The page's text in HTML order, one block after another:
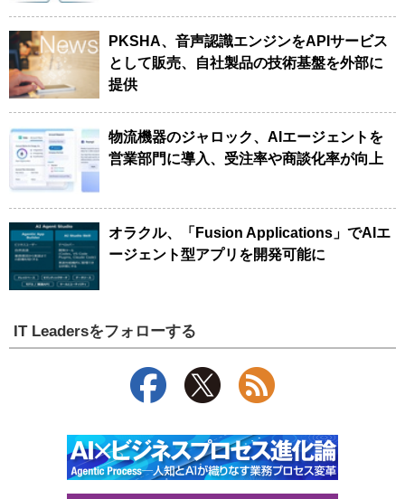
PKSHA、音声認識エンジンをAPIサービス
として販売、自社製品の技術基盤を外部に
提供
物流機器のジャロック、AIエージェントを
営業部門に導入、受注率や商談化率が向上
オラクル、「Fusion Applications」でAIエ
ージェント型アプリを開発可能に
IT Leadersをフォローする